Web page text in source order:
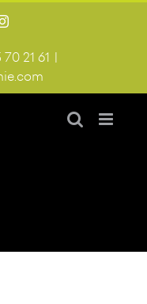
Instagram
21 61 |